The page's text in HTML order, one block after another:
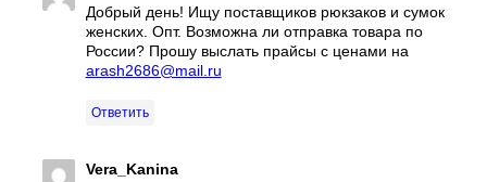
Добрый день! Ищу поставщиков рюкзаков и сумок
женских. Опт. Возможна ли отправка товара по
России? Прошу выслать прайсы с ценами на
arash2686@mail.ru
Ответить
Vera_Kanina